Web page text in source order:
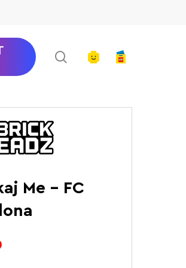
searchaccount
Me – FC